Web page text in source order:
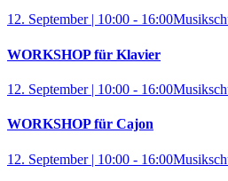
12. September | 10:00 - 16:00
WORKSHOP für Klavier
12. September | 10:00 - 16:00
WORKSHOP für Cajon
12. September | 10:00 - 16:00